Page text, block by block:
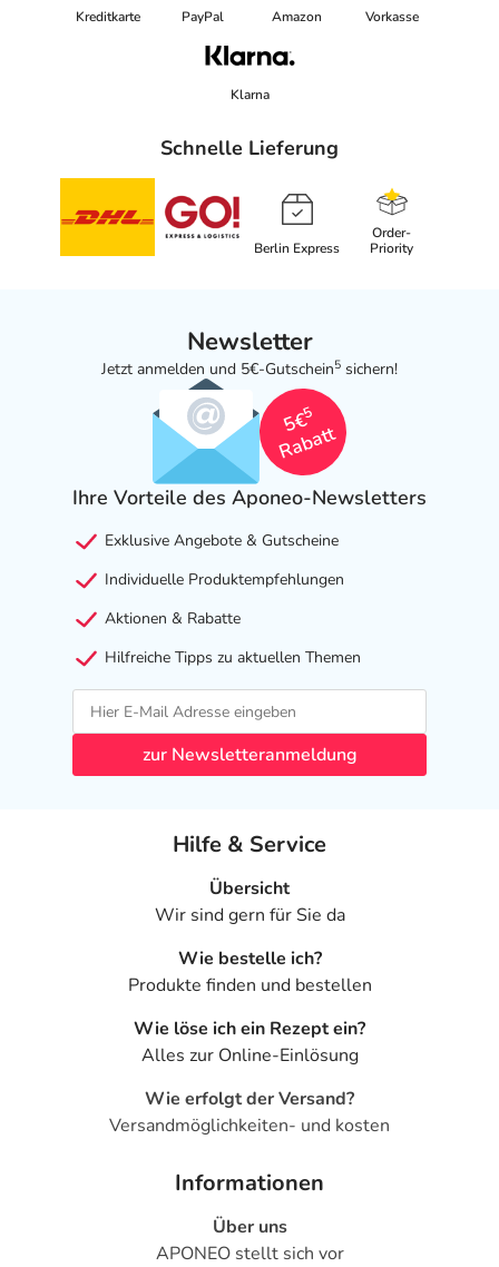
Kreditkarte PayPal Amazon Vorkasse
Klarna
Schnelle Lieferung
Berlin Express
Order-
Priority
Newsletter
Jetzt anmelden und 5€-Gutschein5 sichern!
5€
5
Rabatt
Ihre Vorteile des Aponeo-Newsletters
Exklusive Angebote & Gutscheine
Individuelle Produktempfehlungen
Aktionen & Rabatte
Hilfreiche Tipps zu aktuellen Themen
zur Newsletteranmeldung
Hilfe & Service
Übersicht
Wir sind gern für Sie da
Wie bestelle ich?
Produkte finden und bestellen
Wie löse ich ein Rezept ein?
Alles zur Online-Einlösung
Wie erfolgt der Versand?
Versandmöglichkeiten- und kosten
Informationen
Über uns
APONEO stellt sich vor